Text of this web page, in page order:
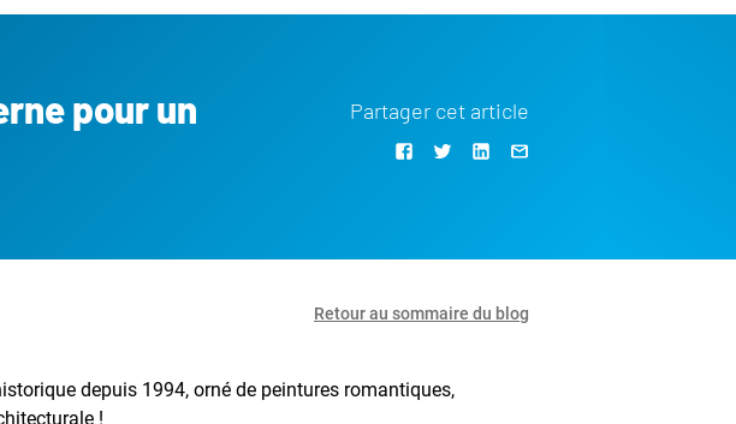
pour un
Partager cet article
Retour au sommaire du blog
depuis 1994, orné de peintures romantiques,
!